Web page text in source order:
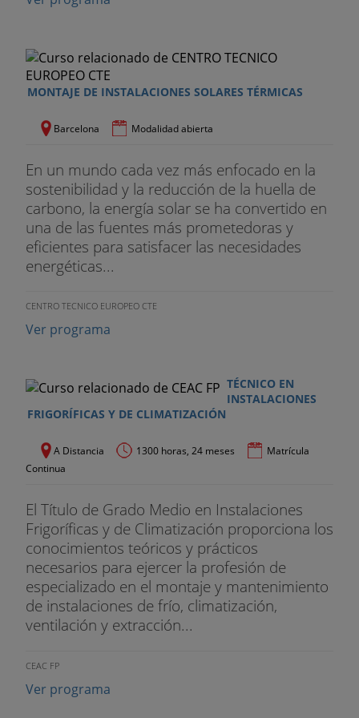
MONTAJE DE INSTALACIONES SOLARES TÉRMICAS
Barcelona Modalidad abierta
En un mundo cada vez más enfocado en la
sostenibilidad y la reducción de la huella de
carbono, la energía solar se ha convertido en
una de las fuentes más prometedoras y
eficientes para satisfacer las necesidades
energéticas...
CENTRO TECNICO EUROPEO CTE
Ver programa
TÉCNICO EN
INSTALACIONES
FRIGORÍFICAS Y DE CLIMATIZACIÓN
A Distancia 1300 horas, 24 meses
Matrícula
Continua
El Título de Grado Medio en Instalaciones
Frigoríficas y de Climatización proporciona los
conocimientos teóricos y prácticos
necesarios para ejercer la profesión de
especializado en el montaje y mantenimiento
de instalaciones de frío, climatización,
ventilación y extracción...
CEAC FP
Ver programa